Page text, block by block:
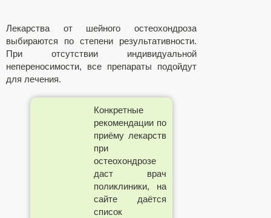
Лекарства от шейного остеохондроза
выбираются по степени результативности.
При отсутствии индивидуальной
непереносимости, все препараты подойдут
для лечения.
Конкретные
рекомендации по
приёму лекарств
при
остеохондрозе
даст врач
поликлиники, на
сайте даётся
список